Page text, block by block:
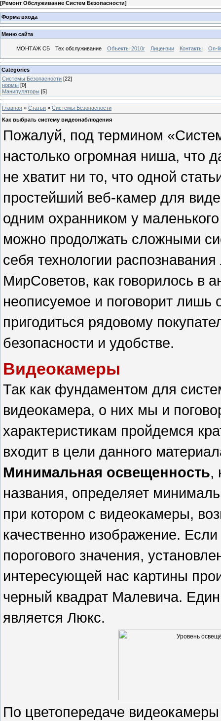
[Ремонт Обслуживание Систем Безопасности]
Форма входа
Меню сайта
МОНТАЖ СБ Тех обслуживание Объекты 2010г Лицензии Контакты On-
Categories
Системы Безопасности [22]
нормы [0]
Манипуляторы [5]
Главная » Статьи » Системы Безопасности
Как выбрать систему видеонаблюдения
Пожалуй, под термином
настолько огромная ниша, что
не хватит ни то, что одной
простейший веб-камер для
одним охранником у
можно продолжать сложными
себя технологии
МирСоветов, как говорилось в
неописуемое и поговорит лишь
пригодиться рядовому
безопасности и удобстве.
Видеокамеры
Так как фундаментом для
видеокамера, о них мы и
характеристикам пройдемся
входит в цели данного
Минимальная освещенность,
названия, определяет
при котором с видеокамеры,
качественно изображение.
порогового значения,
интересующей нас картины
черный квадрат Малевича.
является Люкс.
По цветопередаче